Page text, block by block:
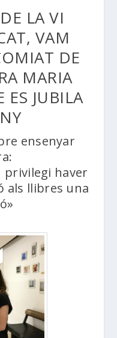
LA VI
VAM
DE
MARIA
ES JUBILA
ensenyar
privilegi haver
als llibres una